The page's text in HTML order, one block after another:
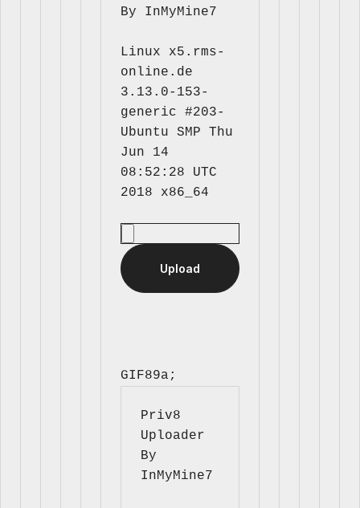
By InMyMine7
Linux x5.rms-
online.de
3.13.0-153-
generic #203-
Ubuntu SMP Thu
Jun 14
08:52:28 UTC
GIF89a;
Priv8
Uploader
By
InMyMine7